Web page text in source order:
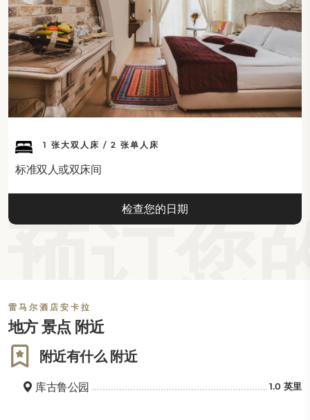
附近景点：
雷玛酒店靠近主要景点和地标。塞伊兰自由公园距离酒店仅
350米，而昌卡亚市政厅安全公园和基兹拉伊广场均在700
米以内。其他附近的地方包括距离750米的德尔塔娱乐中
心、850米的埃特姆·萨里苏鲁克公园以及900米的伊利·埃
离1.9公里。安卡拉民族志博物馆在2.4公里处，安纳托利亚
拉城堡在3.2公里处。
塞格门勒公园和游乐场距离3公里，而乌卢斯广场距离3.3公
里。埃尔马达赫缆车1号和2号距离20公里。公共交通选择包
场。
1 张大双人床 / 2 张单人床
标准双人或双床间
检查您的日期
雷马尔酒店安卡拉
地方 景点 附近
附近有什么 附近
库古鲁公园 1.0 英里